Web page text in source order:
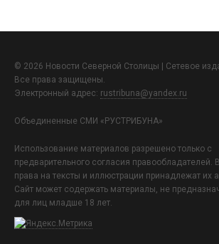
© 2026 Новости Северной Столицы | Сетевое
Все права защищены.
Электронный адрес: rustribuna@yandex.ru
Объединенные СМИ «РУСТРИБУНА»
Использование материалов разрешено только с
предварительного согласия правообладателей.
права на тексты и иллюстрации принадлежат их
Сайт может содержать материалы, не
для лиц младше 18 лет.